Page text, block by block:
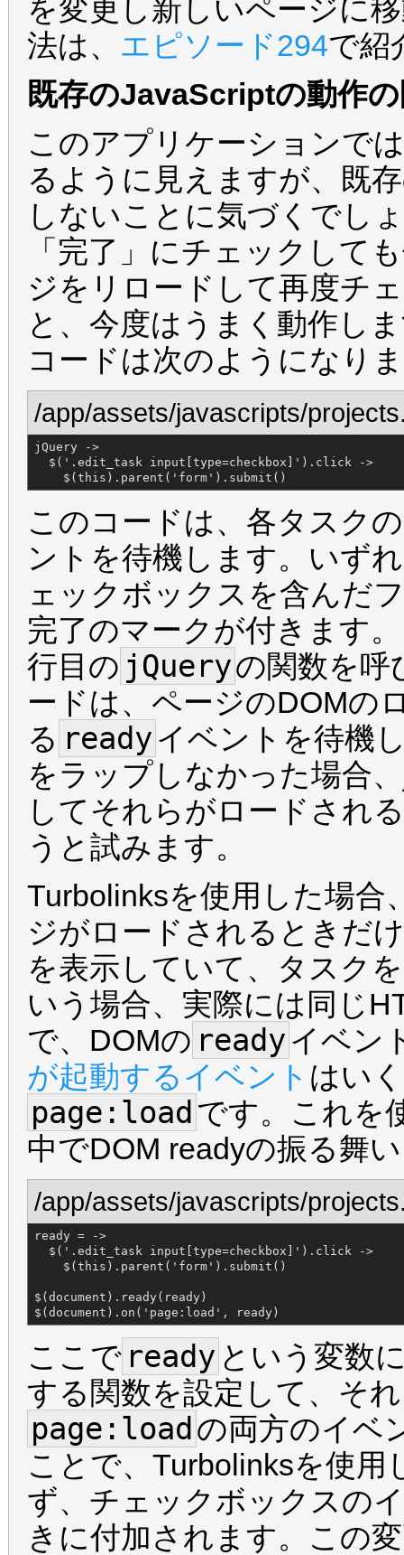
を変更し新しいページに
法は、 エピソード294で紹
既存のJavaScriptの動作
このアプリケーションで
るように見えますが、既
しないことに気づくでし
「完了」にチェックして
ジをリロードして再度チ
と、今度はうまく動作し
コードは次のようになり
/app/assets/javascripts/
jQuery ->
  $('.edit_task input[type=checkbox]').click ->
    $(this).parent('form').submit()
このコードは、各タスク
ントを待機します。いず
ェックボックスを含んだ
完了のマークが付きます
行目の jQueryの関数を呼
ードは、ページのDOMの
る ready イベントを待機
をラップしなかった場合
してそれらがロードされ
うと試みます。
Turbolinksを使用した場合
ジがロードされるときだ
を表示していて、タスク
いう場合、実際には同じ
で、DOMの ready イベン
が起動するイベント はい
page:load です。これを
中でDOM readyの振る舞
/app/assets/javascripts/
ready = ->
  $('.edit_task input[type=checkbox]').click ->
    $(this).parent('form').submit()
$(document).ready(ready)
$(document).on('page:load', ready)
ここで ready という変数
する関数を設定して、そ
page:load の両方のイベ
ことで、Turbolinksを使
ず、チェックボックスの
きに付加されます。この